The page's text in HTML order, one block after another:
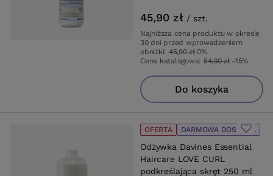
45,90 zł / szt.
Najniższa cena produktu w okresie
30 dni przed wprowadzeniem
obniżki: 45,90 zł 0%
Cena katalogowa: 54,00 zł -15%
Do koszyka
Odżywka Davines Essential
Haircare LOVE CURL
podkreślająca skręt 250 ml
OFERTA DARMOWA DOSTAWA